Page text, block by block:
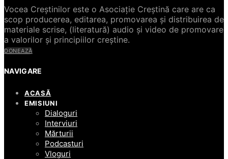
Vocea Creștinilor este o Asociație Creștină care are ca
scop producerea, editarea, promovarea și distribuirea de
materiale scrise, (literatură) audio și video de promovare
a valorilor și principiilor creștine.
DONEAZĂ
NAVIGARE
ACASĂ
EMISIUNI
Dialoguri
Interviuri
Mărturii
Podcasturi
Vloguri